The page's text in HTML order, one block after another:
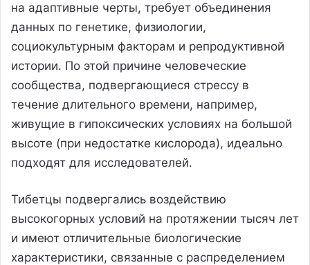
на адаптивные черты, требует объединения
данных по генетике, физиологии,
социокультурным факторам и репродуктивной
истории. По этой причине человеческие
сообщества, подвергающиеся стрессу в
течение длительного времени, например,
живущие в гипоксических условиях на большой
высоте (при недостатке кислорода), идеально
подходят для исследователей.
Тибетцы подвергались воздействию
высокогорных условий на протяжении тысяч лет
и имеют отличительные биологические
характеристики, связанные с распределением